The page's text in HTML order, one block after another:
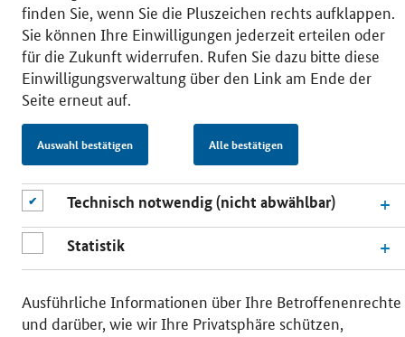
© 2026 Bundesministerium für Wirtschaft und Energie
Barrierefreiheit
Einwilligungsverwaltung
finden Sie, wenn Sie die Pluszeichen rechts aufklappen.
Sie können Ihre Einwilligungen jederzeit erteilen oder
für die Zukunft widerrufen. Rufen Sie dazu bitte diese
Einwilligungsverwaltung über den Link am Ende der
Seite erneut auf.
Auswahl bestätigen Alle bestätigen
Technisch notwendig (nicht abwählbar)
Statistik
Ausführliche Informationen über Ihre Betroffenenrechte
und darüber, wie wir Ihre Privatsphäre schützen,